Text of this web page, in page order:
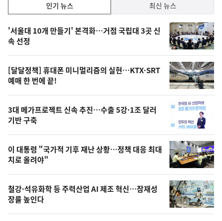
기,
최
신,
오
늘
의
영
상
오
늘
의
사
진
인기 뉴스 최신 뉴스
기
뉴
스
'서울대 10개 만들기' 본격화…거점 국립대 3곳 신
속 선정
[달달정책] 휴대폰 미니멀리즘의 실현…KTX·SRT
예매 한 번에 끝!
3대 메가프로젝트 신속 추진…수출 5강·1조 달러
기반 구축
이 대통령 "국가적 기후 재난 상황…정책 대응 최대
치로 올려야"
철강·석유화학 등 주력산업 AI 제조 혁신…잠재성
장률 높인다